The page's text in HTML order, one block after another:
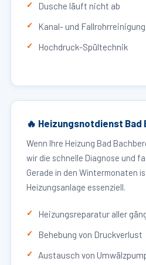
Dusche läuft nicht ab
Kanal- und Fallrohrreinigung
Hochdruck-Spültechnik
🔥 Heizungsnotdienst Bad
Wenn Ihre Heizung Bad
wir die schnelle Diagnose und
Gerade in den Wintermonaten
Heizungsanlage essenziell.
Heizungsreparatur aller
Behebung von Druckverlust
Austausch von